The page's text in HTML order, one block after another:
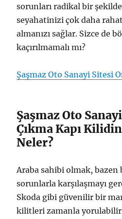
sorunları radikal bir
seyahatinizi çok daha
almanızı sağlar. Sizce de
kaçırılmamalı mı?
Şaşmaz Oto Sanayi Sitesi
Şaşmaz Oto
Çıkma Kapı
Neler?
Araba sahibi olmak,
sorunlarla karşılaşmayı
Skoda gibi güvenilir bir
kilitleri zamanla